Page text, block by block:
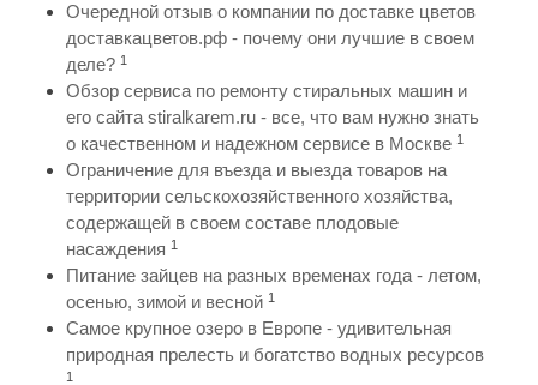
Очередной отзыв о компании по доставке цветов
доставкацветов.рф - почему они лучшие в своем
деле? 1
Обзор сервиса по ремонту стиральных машин и
его сайта stiralkarem.ru - все, что вам нужно знать
о качественном и надежном сервисе в Москве 1
Ограничение для въезда и выезда товаров на
территории сельскохозяйственного хозяйства,
содержащей в своем составе плодовые
насаждения 1
Питание зайцев на разных временах года - летом,
осенью, зимой и весной 1
Самое крупное озеро в Европе - удивительная
природная прелесть и богатство водных ресурсов
1